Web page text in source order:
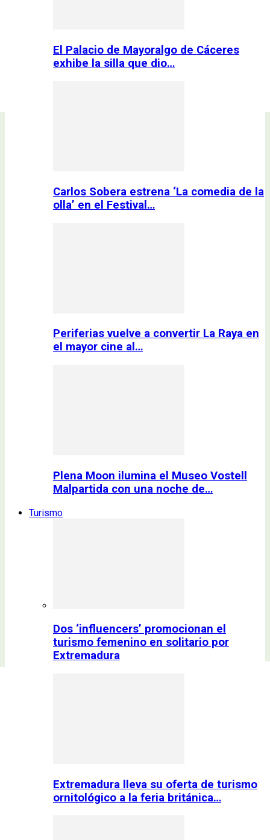
El Palacio de Mayoralgo de Cáceres
exhibe la silla que dio…
Carlos Sobera estrena ‘La comedia de la
olla’ en el Festival…
Periferias vuelve a convertir La Raya en
el mayor cine al…
Plena Moon ilumina el Museo Vostell
Malpartida con una noche de…
Turismo
Dos ‘influencers’ promocionan el
turismo femenino en solitario por
Extremadura
Extremadura lleva su oferta de turismo
ornitológico a la feria británica…